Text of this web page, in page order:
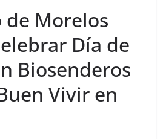
de Morelos
Día de
Biosenderos
Vivir en